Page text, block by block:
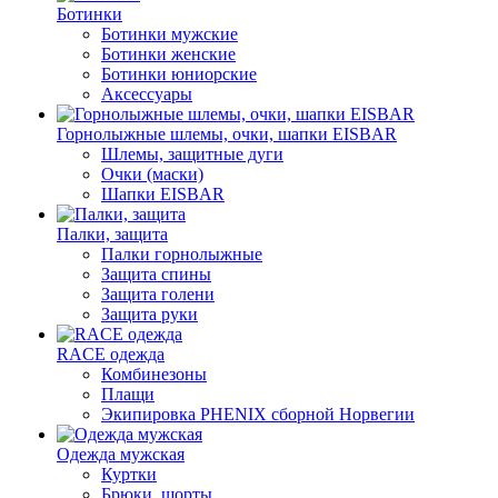
Ботинки
Ботинки мужские
Ботинки женские
Ботинки юниорские
Аксессуары
Горнолыжные шлемы, очки, шапки EISBAR
Шлемы, защитные дуги
Очки (маски)
Шапки EISBAR
Палки, защита
Палки горнолыжные
Защита спины
Защита голени
Защита руки
RACE одежда
Комбинезоны
Плащи
Экипировка PHENIX сборной Норвегии
Одежда мужская
Куртки
Брюки, шорты